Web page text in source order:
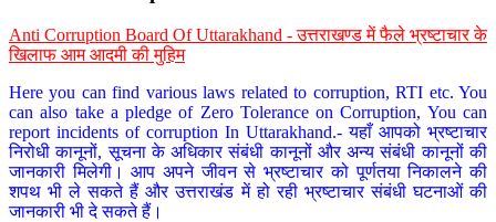
Anti Corruption Board Of Uttarakhand - उत्तराखण्ड में फैले भ्रष्टाचार के
खिलाफ आम आदमी की मुहिम
Here you can find various laws related to corruption, RTI etc. You
can also take a pledge of Zero Tolerance on Corruption, You can
report incidents of corruption In Uttarakhand.- यहाँ आपको भ्रष्टाचार
निरोधी कानूनों, सूचना के अधिकार संबंधी कानूनों और अन्य संबंधी कानूनों की
जानकारी मिलेगी। आप अपने जीवन से भ्रष्टाचार को पूर्णतया निकालने की
शपथ भी ले सकते हैं और उत्तराखंड में हो रही भ्रष्टाचार संबंधी घटनाओं की
जानकारी भी दे सकते हैं।